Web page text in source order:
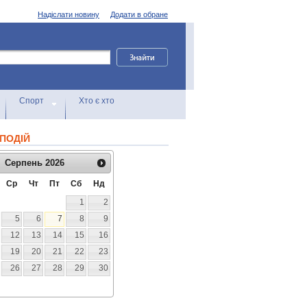
Додати в обране
Надіслати новину
Спорт Хто є хто
Серпень 2026
Ср Чт Пт Сб
Нд
1
2
5 6 7 8
9
12 13 14 15
16
19 20 21 22
23
26 27 28 29
30